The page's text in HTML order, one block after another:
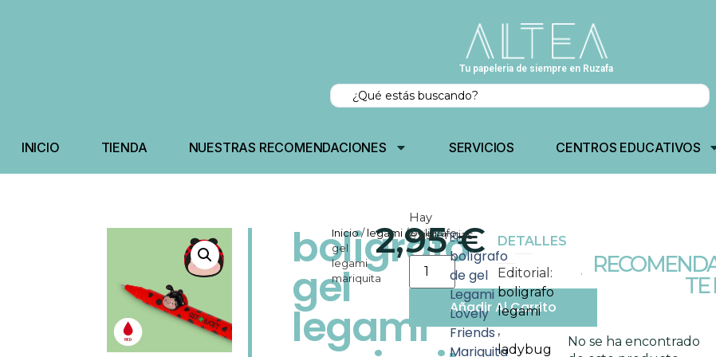
Tu papeleria de siempre en Ruzafa
INICIO TIENDA NUESTRAS RECOMENDACIONES SERVICIOS CENTROS EDUCATIVOS
boligrafo
gel
legami
Inicio/legami/ boligrafo
gel
legami
mariquita
2,95€
Hay
existencias
Añadir Al Carrito
El
bolígrafo
de gel
Legami
Lovely
Friends
Mariquita
DETALLES
Editorial:
boligrafo
legami
,
ladybug
TE
No se ha encontrado